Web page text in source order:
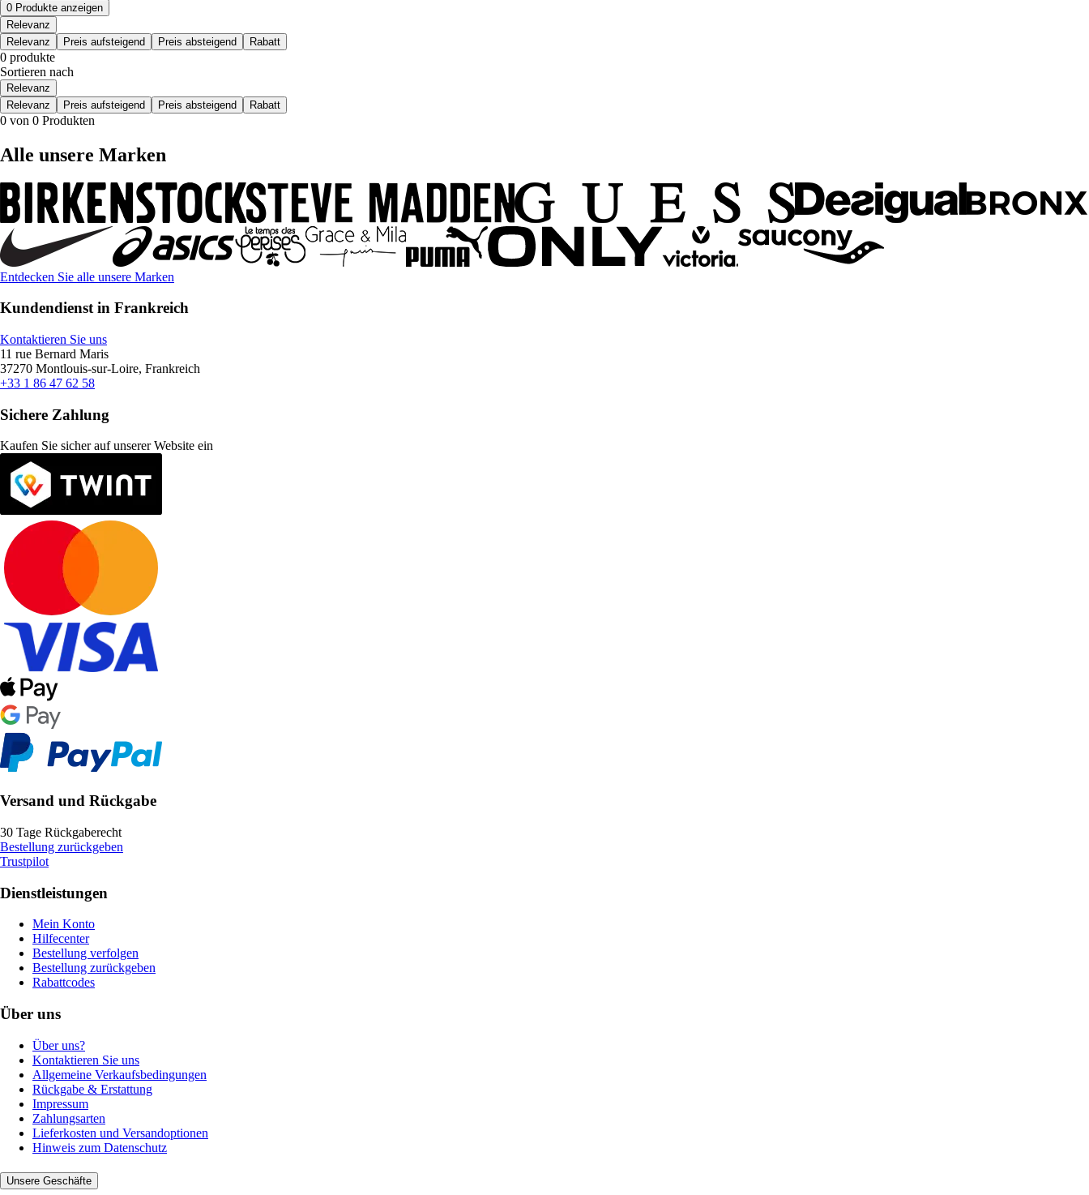
0 Produkte anzeigen
Relevanz
Relevanz
Preis aufsteigend Preis absteigend Rabatt
0 produkte
Sortieren nach
Relevanz
Relevanz
Preis aufsteigend Preis absteigend Rabatt
0 von 0 Produkten
Alle unsere Marken
Entdecken Sie alle unsere Marken
Kundendienst in Frankreich
Kontaktieren Sie uns
11 rue Bernard Maris
37270 Montlouis-sur-Loire, Frankreich
+33 1 86 47 62 58
Sichere Zahlung
Kaufen Sie sicher auf unserer Website ein
Versand und Rückgabe
30 Tage Rückgaberecht
Bestellung zurückgeben
Trustpilot
Dienstleistungen
Mein Konto
Hilfecenter
Bestellung verfolgen
Bestellung zurückgeben
Rabattcodes
Über uns
Über uns?
Kontaktieren Sie uns
Allgemeine Verkaufsbedingungen
Rückgabe & Erstattung
Impressum
Zahlungsarten
Lieferkosten und Versandoptionen
Hinweis zum Datenschutz
Unsere Geschäfte